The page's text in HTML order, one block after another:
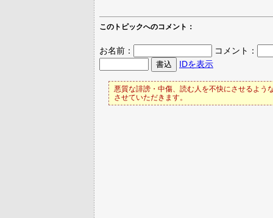
このトピックへのコメント：
お名前：
コメント：
IDを表示
悪質な誹謗・中傷、読む人を不快にさせるよう
させていただきます。